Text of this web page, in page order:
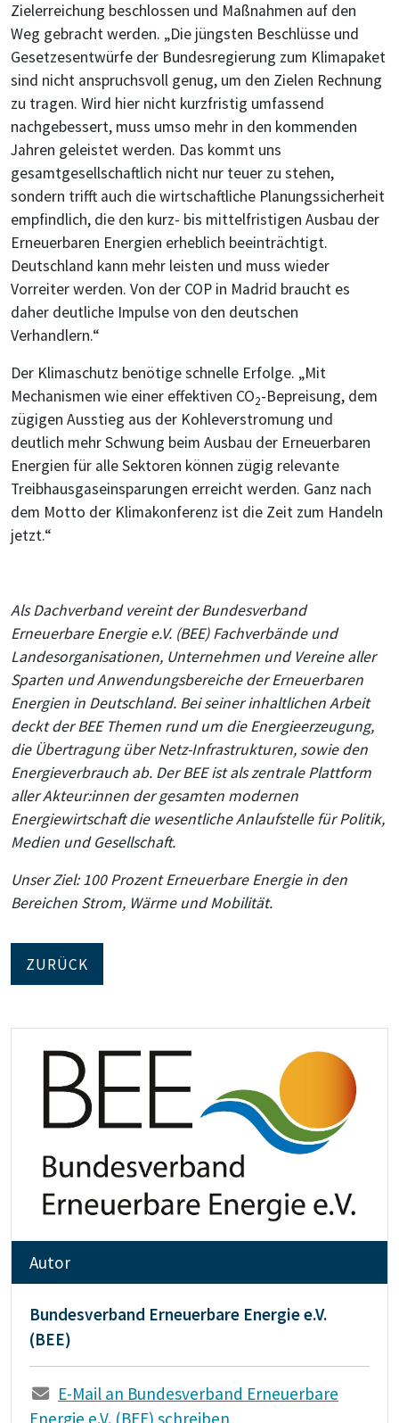
Zielerreichung beschlossen und Maßnahmen auf den
Weg gebracht werden. „Die jüngsten Beschlüsse und
Gesetzesentwürfe der Bundesregierung zum Klimapaket
sind nicht anspruchsvoll genug, um den Zielen Rechnung
zu tragen. Wird hier nicht kurzfristig umfassend
nachgebessert, muss umso mehr in den kommenden
Jahren geleistet werden. Das kommt uns
gesamtgesellschaftlich nicht nur teuer zu stehen,
sondern trifft auch die wirtschaftliche Planungssicherheit
empfindlich, die den kurz- bis mittelfristigen Ausbau der
Erneuerbaren Energien erheblich beeinträchtigt.
Deutschland kann mehr leisten und muss wieder
Vorreiter werden. Von der COP in Madrid braucht es
daher deutliche Impulse von den deutschen
Verhandlern.“
Der Klimaschutz benötige schnelle Erfolge. „Mit
Mechanismen wie einer effektiven CO2-Bepreisung, dem
zügigen Ausstieg aus der Kohleverstromung und
deutlich mehr Schwung beim Ausbau der Erneuerbaren
Energien für alle Sektoren können zügig relevante
Treibhausgaseinsparungen erreicht werden. Ganz nach
dem Motto der Klimakonferenz ist die Zeit zum Handeln
jetzt.“
Als Dachverband vereint der Bundesverband
Erneuerbare Energie e.V. (BEE) Fachverbände und
Landesorganisationen, Unternehmen und Vereine aller
Sparten und Anwendungsbereiche der Erneuerbaren
Energien in Deutschland. Bei seiner inhaltlichen Arbeit
deckt der BEE Themen rund um die Energieerzeugung,
die Übertragung über Netz-Infrastrukturen, sowie den
Energieverbrauch ab. Der BEE ist als zentrale Plattform
aller Akteur:innen der gesamten modernen
Energiewirtschaft die wesentliche Anlaufstelle für Politik,
Medien und Gesellschaft.
Unser Ziel: 100 Prozent Erneuerbare Energie in den
Bereichen Strom, Wärme und Mobilität.
ZURÜCK
Autor
Bundesverband Erneuerbare Energie e.V.
(BEE)
E-Mail an Bundesverband Erneuerbare
Energie e.V. (BEE) schreiben